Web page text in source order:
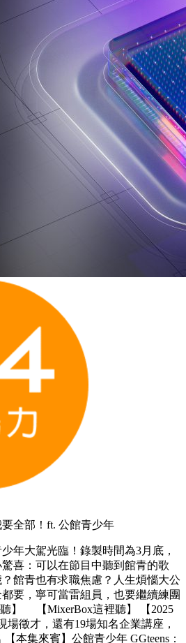
全部！ft. 公館青少年
年大駕光臨！錄製時間為3月底，
喜：可以在節目中聽到館青的歌
館青也有求職焦慮？人生煩惱大公
要，寧可當雷組員，也要繼續練團
聽】 【MixerBox這裡聽】 【2025
場徵才，還有19場知名企業講座，
本集來賓】公館青少年 GGteens：